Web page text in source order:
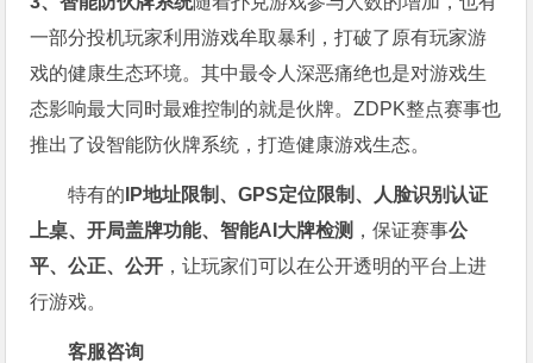
一部分投机玩家利用游戏牟取暴利，打破了原有玩家游
戏的健康生态环境。其中最令人深恶痛绝也是对游戏生
态影响最大同时最难控制的就是伙牌。ZDPK整点赛事也
推出了设智能防伙牌系统，打造健康游戏生态。
特有的 IP地址限制、GPS定位限制、人脸识别认证
上桌、开局盖牌功能、智能AI大牌检测 ，保证赛事公
平、公正、公开 ，让玩家们可以在公开透明的平台上进
行游戏。
客服咨询